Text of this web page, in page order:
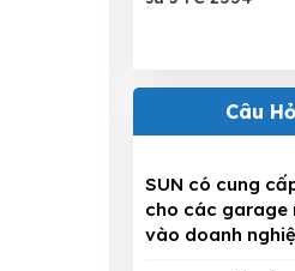
Câu
SUN có cung
cho các garage
vào doanh